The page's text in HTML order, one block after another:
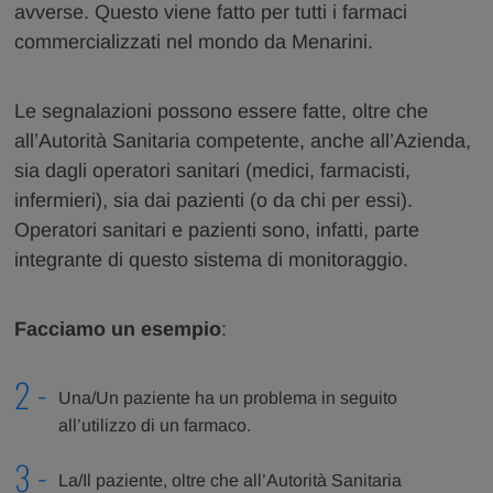
avverse. Questo viene fatto per tutti i farmaci
commercializzati nel mondo da Menarini.
Le segnalazioni possono essere fatte, oltre che
all’Autorità Sanitaria competente, anche all’Azienda,
sia dagli operatori sanitari (medici, farmacisti,
infermieri), sia dai pazienti (o da chi per essi).
Operatori sanitari e pazienti sono, infatti, parte
integrante di questo sistema di monitoraggio.
Facciamo un esempio:
Una/Un paziente ha un problema in seguito
all’utilizzo di un farmaco.
La/Il paziente, oltre che all’Autorità Sanitaria